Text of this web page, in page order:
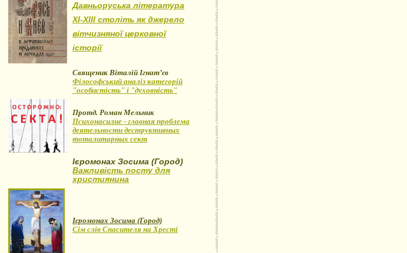
Давньоруська література
XI-XIII століть як джерело
вітчизняної церковної
історії
Священик Віталій Ігнат’єв
Філософський аналіз категорій
"особистість" і "духовність"
Протд. Роман Мельник
Психонасилие - главная проблема
деятельности деструктивных
тоталитарных сект
Ієромонах Зосима (Город)
Важливість посту для
християнина
Ієромонах Зосима (Город)
Сім слів Спасителя на Хресті